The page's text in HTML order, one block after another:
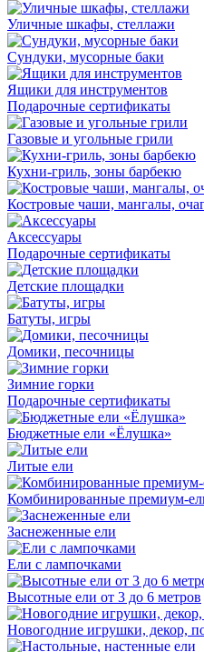
Уличные шкафы, стеллажи
Сундуки, мусорные баки
Ящики для инструментов
Подарочные сертификаты
Газовые и угольные грили
Кухни-гриль, зоны барбекю
Костровые чаши, мангалы,
Аксессуары
Подарочные сертификаты
Детские площадки
Батуты, игры
Домики, песочницы
Зимние горки
Подарочные сертификаты
Бюджетные ели «Ёлушка»
Литые ели
Комбинированные премиум-
Заснеженные ели
Ели с лампочками
Высотные ели от 3 до 6 метров
Новогодние игрушки, декор,